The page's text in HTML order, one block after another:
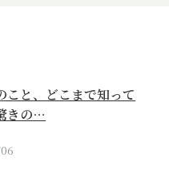
こと、どこまで知って
きの…